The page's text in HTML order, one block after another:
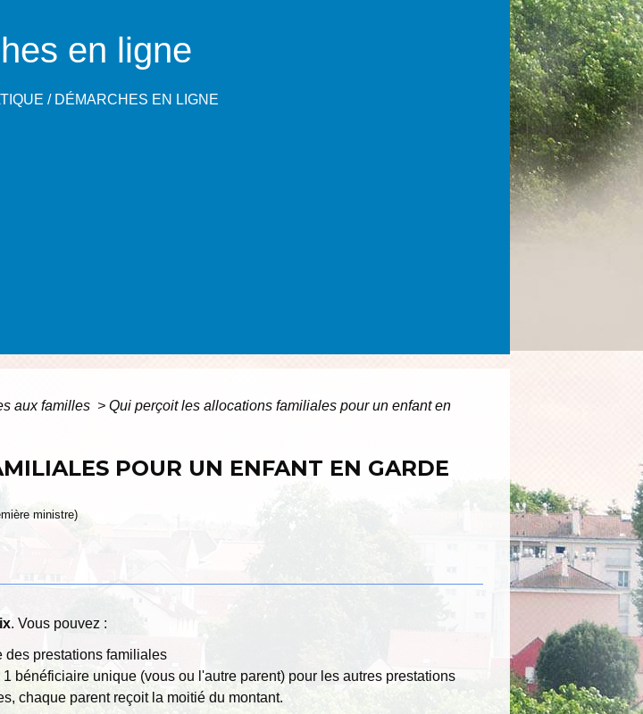
en ligne
/ DÉMARCHES EN LIGNE
aux familles > Qui perçoit les allocations familiales pour un enfant en
POUR UN ENFANT EN GARDE
ministre)
. Vous pouvez :
des prestations familiales
bénéficiaire unique (vous ou l'autre parent) pour les autres prestations
chaque parent reçoit la moitié du montant.